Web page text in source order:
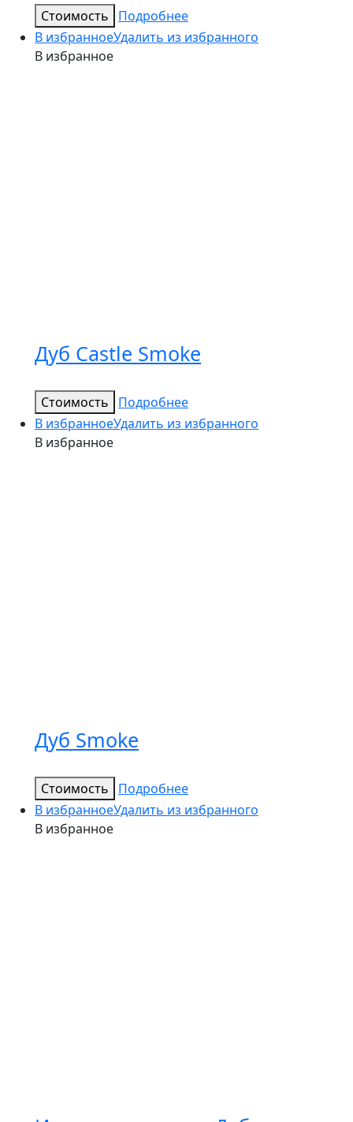
Стоимость
Подробнее
В избранноеУдалить из избранного
В избранное
Дуб Castle Smoke
Стоимость
Подробнее
В избранноеУдалить из избранного
В избранное
Дуб Smoke
Стоимость
Подробнее
В избранноеУдалить из избранного
В избранное